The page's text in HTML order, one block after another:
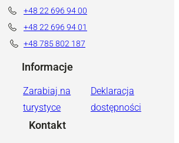
+48 22 696 94 00
+48 22 696 94 01
+48 785 802 187
Informacje
Zarabiaj na
turystyce
Deklaracja
dostępności
Kontakt